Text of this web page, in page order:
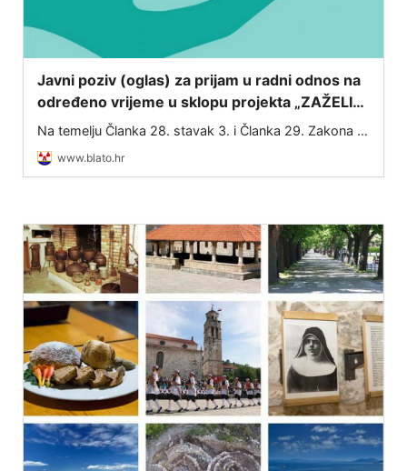
Javni poziv (oglas) za prijam u radni odnos na
određeno vrijeme u sklopu projekta „ZAŽELI–
nisi sam“
Na temelju Članka 28. stavak 3. i Članka 29. Zakona o
službenicima i namještenicima u lokalnoj i područnoj
(regionalnoj) samoupravi (NN 86/08, 61/11, 04/18,
www.blato.hr